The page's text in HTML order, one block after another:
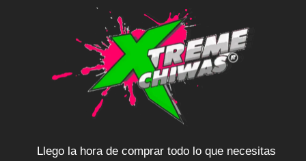
Llego la hora de comprar todo lo que necesitas